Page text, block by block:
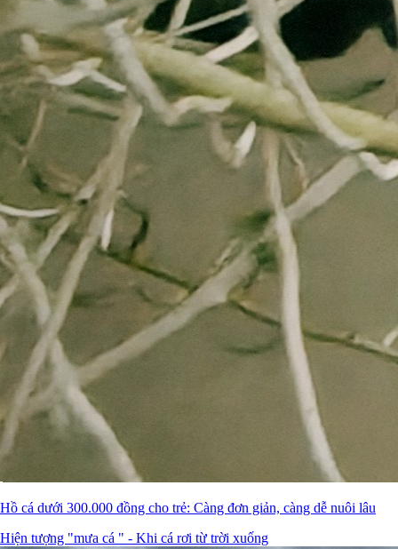
Hồ cá dưới 300.000 đồng cho trẻ: Càng đơn giản, càng dễ nuôi lâu
Hiện tượng "mưa cá " - Khi cá rơi từ trời xuống